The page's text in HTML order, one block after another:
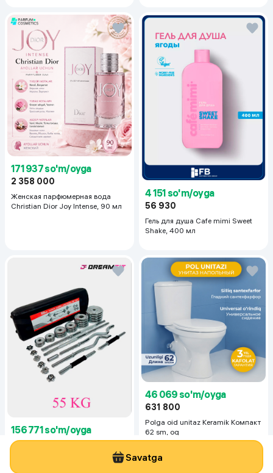
Savatga
171 937 so'm/oyga
2 358 000
Женская парфюмерная вода
Christian Dior Joy Intense, 90 мл
4 151 so'm/oyga
56 930
Гель для душа Cafe mimi Sweet
Shake, 400 мл
156 771 so'm/oyga
2 150 0004 500 000
Гантеля Dreamfit 55 кг, белый
46 069 so'm/oyga
631 800
Polga oid unitaz Keramik Компакт
62 sm, oq